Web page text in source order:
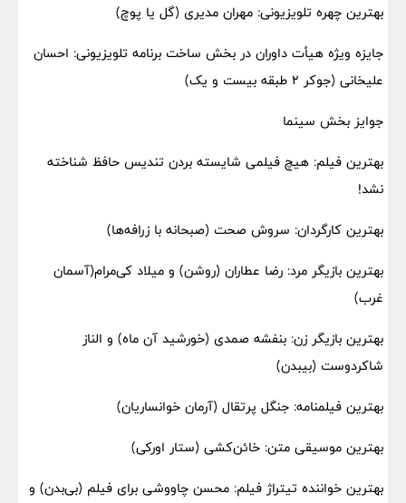
بهترین چهره تلویزیونی: مهران مدیری (گل یا پوچ)
جایزه ویژه هیأت داوران در بخش ساخت برنامه تلویزیونی: احسان
علیخانی (جوکر ۲ طبقه بیست و یک)
جوایز بخش سینما
بهترین فیلم: هیچ فیلمی شایسته بردن تندیس حافظ شناخته
نشد!
بهترین کارگردان: سروش صحت (صبحانه با زرافه‌ها)
بهترین بازیگر مرد: رضا عطاران (روشن) و میلاد کی‌مرام(آسمان
غرب)
بهترین بازیگر زن: بنفشه صمدی (خورشید آن ماه) و الناز
شاکردوست (بیبدن)
بهترین فیلمنامه: جنگل پرتقال (آرمان خوانساریان)
بهترین موسیقی متن: خائن‌کشی (ستار اورکی)
بهترین خواننده تیتراژ فیلم: محسن چاووشی برای فیلم (بی‌بدن) و